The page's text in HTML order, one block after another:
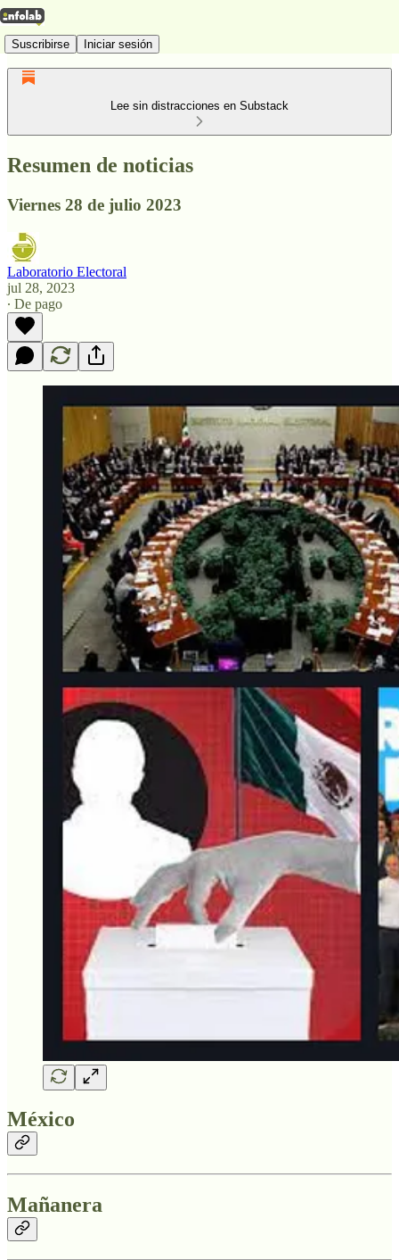
Suscribirse Iniciar sesión
Lee sin distracciones en Substack
Resumen de noticias
Viernes 28 de julio 2023
Laboratorio Electoral
jul 28, 2023
∙ De pago
México
Mañanera